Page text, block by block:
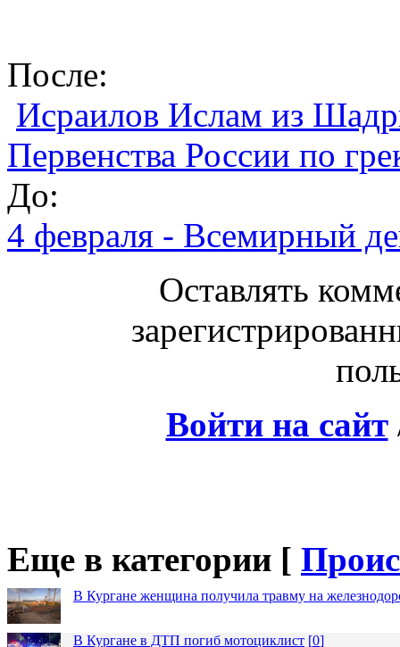
После:
Исраилов Ислам из
Первенства России по
До:
4 февраля - Всемирный
Оставлять
Войти на сайт
Еще в категории [
В Кургане женщина получила травму на
В Кургане в ДТП погиб мотоциклист [0]